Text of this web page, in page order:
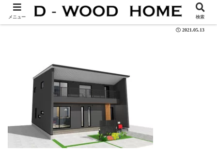
104-04ss
2021.05.13
メニュー 検索